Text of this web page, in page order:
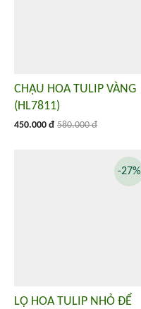
CHẬU HOA TULIP VÀNG
(HL7811)
450.000 đ 580.000 đ
LỌ HOA TULIP NHỎ ĐỂ
-27%